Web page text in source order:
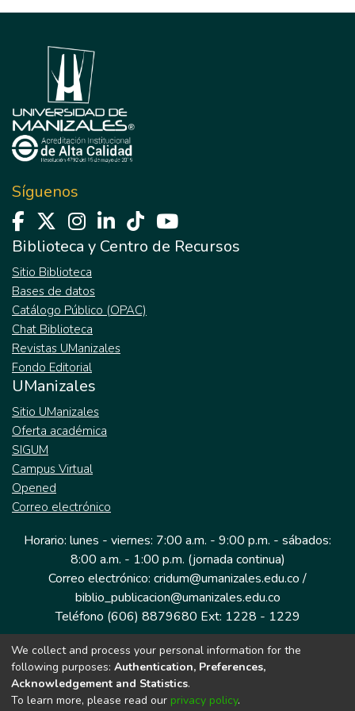
Actividades, que antes no existían.
fase.
Síguenos
Biblioteca y Centro de Recursos
Sitio Biblioteca
Bases de datos
Catálogo Público (OPAC)
Chat Biblioteca
Revistas UManizales
Fondo Editorial
UManizales
Sitio UManizales
Oferta académica
SIGUM
Campus Virtual
Opened
Correo electrónico
Horario: lunes - viernes: 7:00 a.m. - 9:00 p.m. - sábados:
8:00 a.m. - 1:00 p.m. (jornada continua)
Correo electrónico: cridum@umanizales.edu.co /
biblio_publicacion@umanizales.edu.co
Teléfono (606) 8879680 Ext: 1228 - 1229
Dirección: Cra 9 a # 19-03 Edificio histórico, piso 1
Manizales, Caldas
Colombia.
We collect and process your personal information for the
following purposes: Authentication, Preferences,
Acknowledgement and Statistics.
To learn more, please read our privacy policy.